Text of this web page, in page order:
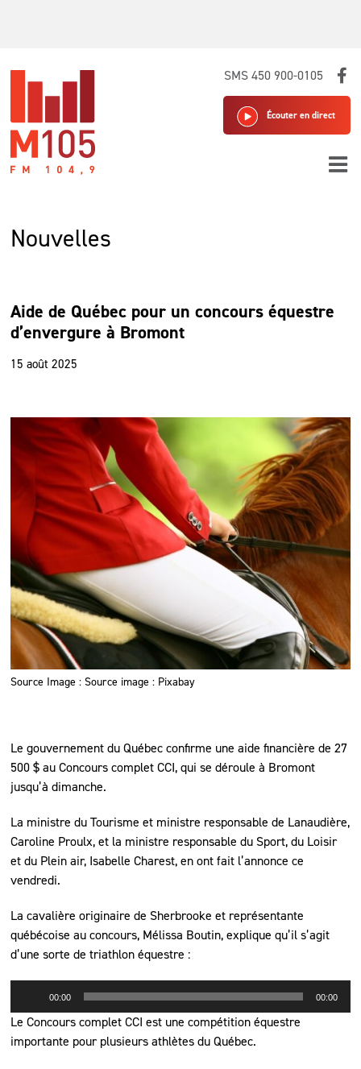
SMS 450 900-0105
Écouter en direct
Nouvelles
Aide de Québec pour un concours équestre
d’envergure à Bromont
15 août 2025
Source Image : Source image : Pixabay
Le gouvernement du Québec confirme une aide financière de 27
500 $ au Concours complet CCI, qui se déroule à Bromont
jusqu’à dimanche.
La ministre du Tourisme et ministre responsable de Lanaudière,
Caroline Proulx, et la ministre responsable du Sport, du Loisir
et du Plein air, Isabelle Charest, en ont fait l’annonce ce
vendredi.
La cavalière originaire de Sherbrooke et représentante
québécoise au concours, Mélissa Boutin, explique qu’il s’agit
d’une sorte de triathlon équestre :
00:00 00:00
Le Concours complet CCI est une compétition équestre
importante pour plusieurs athlètes du Québec.